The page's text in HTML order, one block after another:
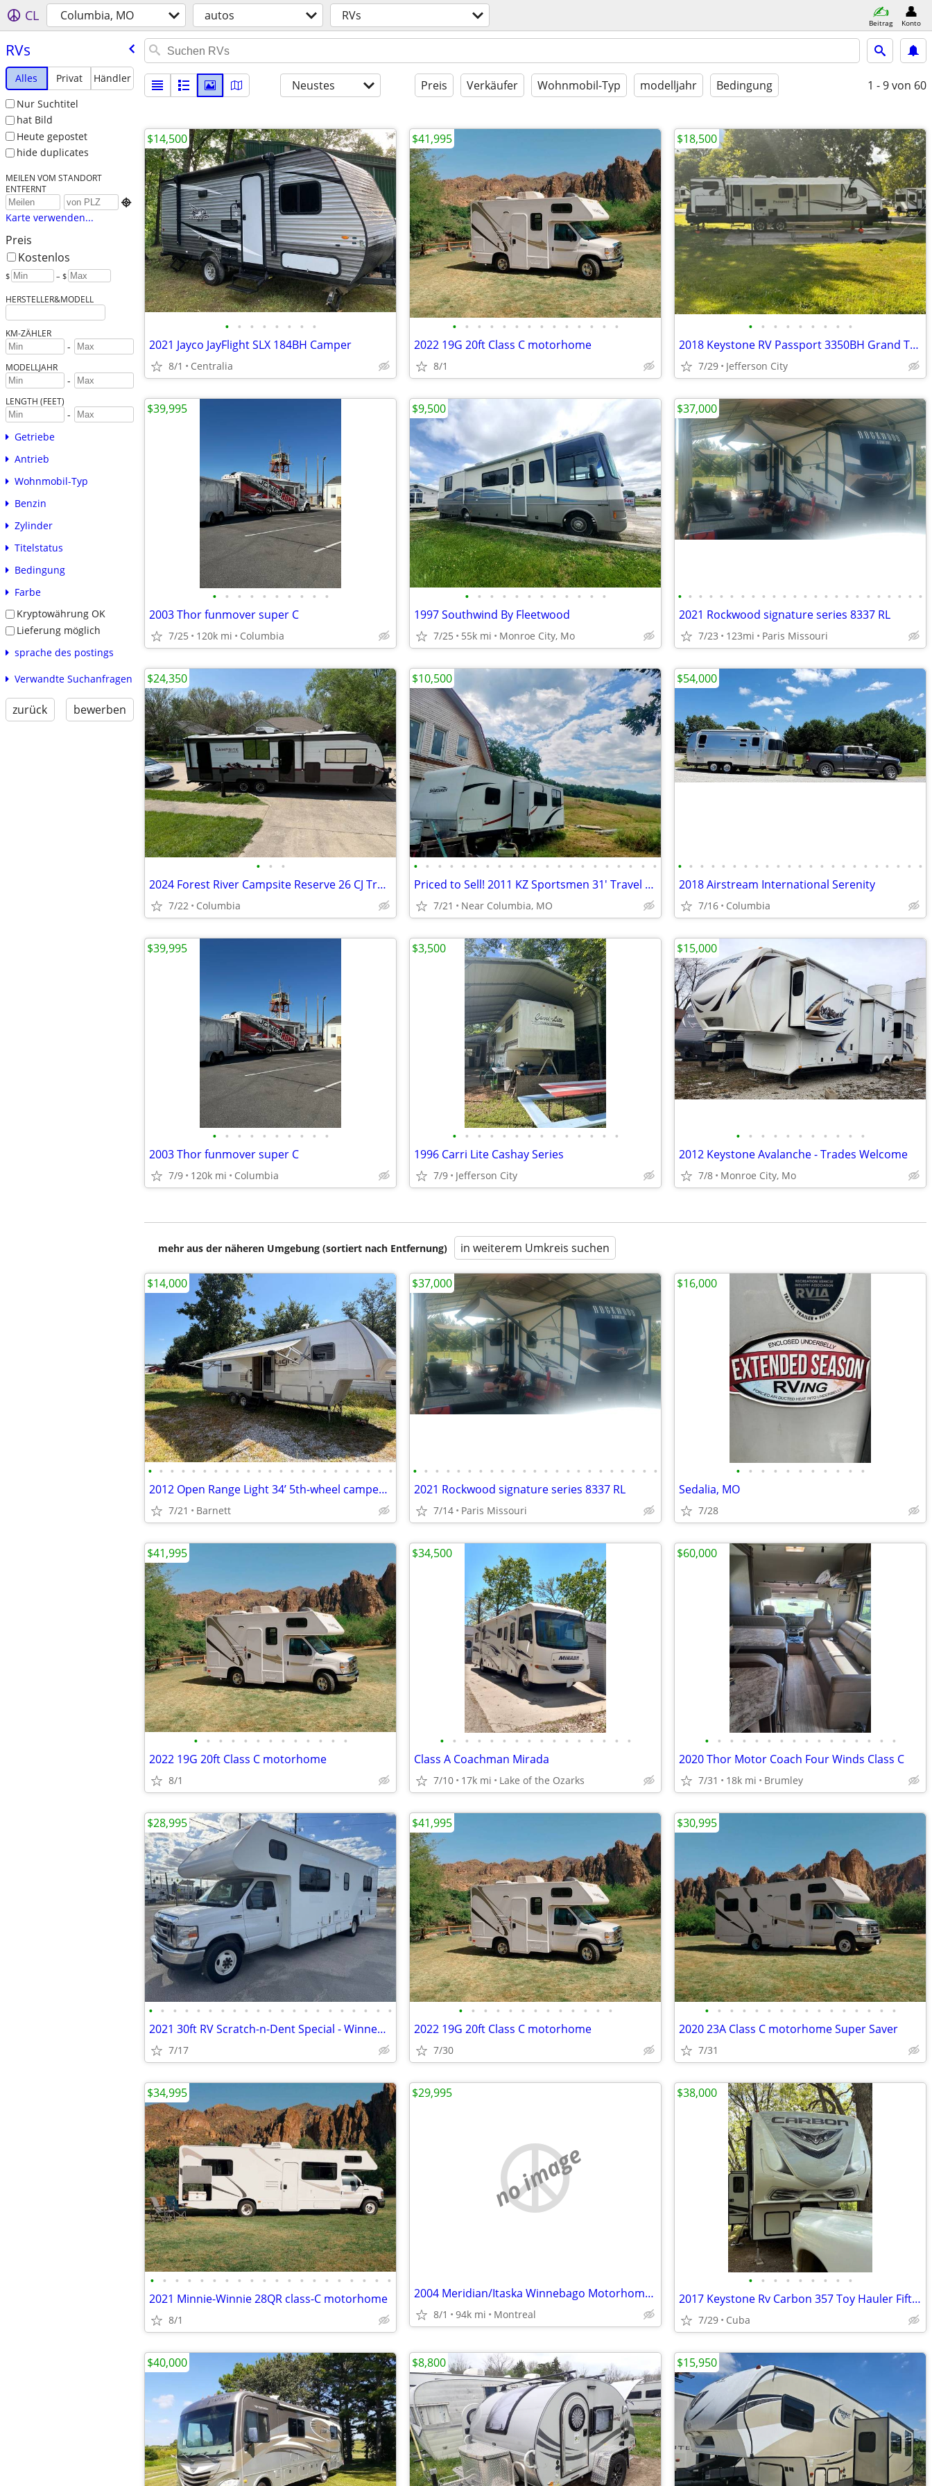
CL Columbia, MO autos RVs Beitrag Konto
RVs
Alles Privat
Händler
Nur Suchtitel
hat Bild
Heute gepostet
hide duplicates
MEILEN VOM STANDORT
ENTFERNT

Karte verwenden...
Preis
Kostenlos
$ – $
HERSTELLER&MODELL
KM-ZÄHLER
-
MODELLJAHR
-
LENGTH (FEET)
-
Getriebe
Antrieb
Wohnmobil-Typ
Benzin
Zylinder
Titelstatus
Bedingung
Farbe
Kryptowährung OK
Lieferung möglich
sprache des postings
Verwandte Suchanfragen
zurück bewerben
Neustes Preis Verkäufer Wohnmobil-Typ modelljahr Bedingung 1 - 9von 60
• • • • • • • •
2021 Jayco JayFlight SLX 184BH Camper
8/1 Centralia
$14,500
• • • • • • • • • • • • • •
2022 19G 20ft Class C motorhome
8/1
$41,995
• • • • • • • • •
2018 Keystone RV Passport 3350BH Grand Touring
7/29 Jefferson City
$18,500
• • • • • • • • • •
2003 Thor funmover super C
7/25 120k mi Columbia
$39,995
• • • • • • • • • • • •
1997 Southwind By Fleetwood
7/25 55k mi Monroe City, Mo
$9,500
• • • • • • • • • • • • • • • • • • • • • • • •
2021 Rockwood signature series 8337 RL
7/23 123mi Paris Missouri
$37,000
• • •
2024 Forest River Campsite Reserve 26 CJ Trailer
7/22 Columbia
$24,350
• • • • • • • • • • • • • • • • • • • • •
Priced to Sell! 2011 KZ Sportsmen 31' Travel Trailer w/ Slide
7/21 Near Columbia, MO
$10,500
• • • • • • • • • • • • • • • • • • • • • • •
2018 Airstream International Serenity
7/16 Columbia
$54,000
• • • • • • • • • •
2003 Thor funmover super C
7/9 120k mi Columbia
$39,995
• • • • • • • • • • • • • •
1996 Carri Lite Cashay Series
7/9 Jefferson City
$3,500
• • • • • • • • • • •
2012 Keystone Avalanche - Trades Welcome
7/8 Monroe City, Mo
$15,000
mehr aus der näheren Umgebung (sortiert nach Entfernung) in weiterem Umkreis suchen
• • • • • • • • • • • • • • • • • • • • • • •
2012 Open Range Light 34’ 5th-wheel camper for sale!
7/21 Barnett
$14,000
• • • • • • • • • • • • • • • • • • • • • • •
2021 Rockwood signature series 8337 RL
7/14 Paris Missouri
$37,000
• • • • • • • • • • •
Sedalia, MO
7/28
$16,000
• • • • • • • • • • • • •
2022 19G 20ft Class C motorhome
8/1
$41,995
• • • • • • • • • • • • • • • •
Class A Coachman Mirada
7/10 17k mi Lake of the Ozarks
$34,500
• • • • • • • • • • • • • • • •
2020 Thor Motor Coach Four Winds Class C
7/31 18k mi Brumley
$60,000
• • • • • • • • • • • • • • • • • • • • •
2021 30ft RV Scratch-n-Dent Special - Winnebago
7/17
$28,995
• • • • • • • • • • • • •
2022 19G 20ft Class C motorhome
7/30
$41,995
• • • • • • • • • • • • • • • •
2020 23A Class C motorhome Super Saver
7/31
$30,995
• • • • • • • • • • • • • • • • • • • •
2021 Minnie-Winnie 28QR class-C motorhome
8/1
$34,995
no image
2004 Meridian/Itaska Winnebago Motorhome - REDUCED - MAKE OFFER!
8/1 94k mi Montreal
$29,995
• • • • • • • • •
2017 Keystone Rv Carbon 357 Toy Hauler Fifth Wheel
7/29 Cuba
$38,000
$40,000 $8,800 $15,950